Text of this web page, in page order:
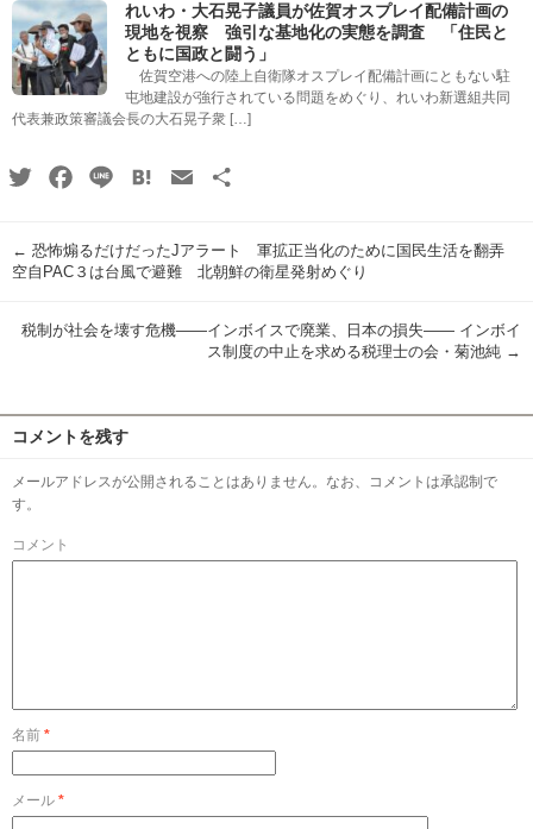
れいわ・大石晃子議員が佐賀オスプレイ配備計画の
現地を視察 強引な基地化の実態を調査 「住民と
ともに国政と闘う」
佐賀空港への陸上自衛隊オスプレイ配備計画にともない駐
屯地建設が強行されている問題をめぐり、れいわ新選組共同
代表兼政策審議会長の大石晃子衆 […]
TwitterFacebook
Line HatenaEmail
← 恐怖煽るだけだったJアラート 軍拡正当化のために国民生活を翻弄
空自PAC３は台風で避難 北朝鮮の衛星発射めぐり
税制が社会を壊す危機――インボイスで廃業、日本の損失―― インボイ
ス制度の中止を求める税理士の会・菊池純 →
コメントを残す
メールアドレスが公開されることはありません。なお、コメントは承認制で
す。
コメント
名前 *
メール *